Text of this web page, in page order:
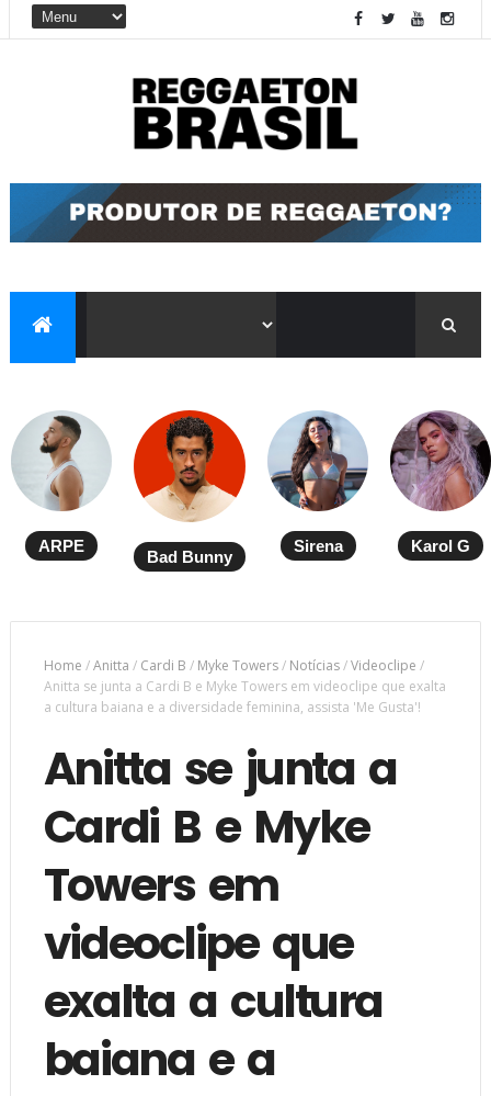
ARPE
Bad Bunny
Sirena Karol G
Home /Anitta / Cardi B / Myke Towers/ Notícias/Videoclipe /
Anitta se junta a Cardi B e Myke Towers em videoclipe que exalta
a cultura baiana e a diversidade feminina, assista 'Me Gusta'!
Anitta se junta a
Cardi B e Myke
Towers em
videoclipe que
exalta a cultura
baiana e a